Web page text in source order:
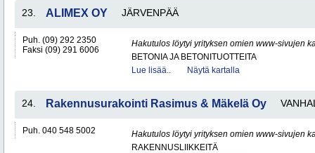
23. ALIMEX OY JÄRVENPÄÄ
Puh. (09) 292 2350
Faksi (09) 291 6006
Hakutulos löytyi yrityksen omien www-sivujen
BETONIA JA BETONITUOTTEITA
Lue lisää..
Näytä kartalla
24. Rakennusurakointi Rasimus & Mäkelä Oy
Puh. 040 548 5002
Hakutulos löytyi yrityksen omien www-sivujen
RAKENNUSLIIKKEITÄ